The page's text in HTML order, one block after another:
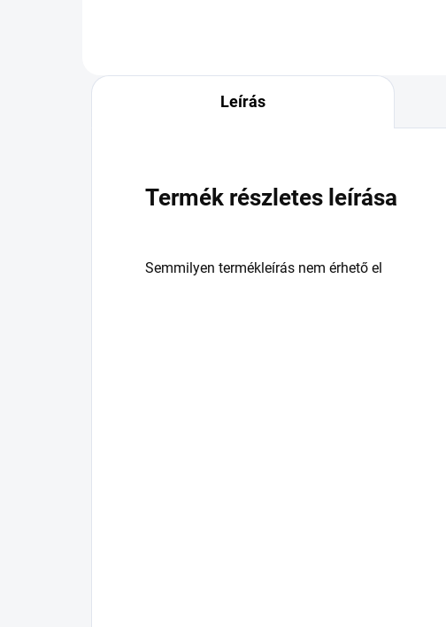
Leírás
Termék részletes leírása
Semmilyen termékleírás nem érhető el